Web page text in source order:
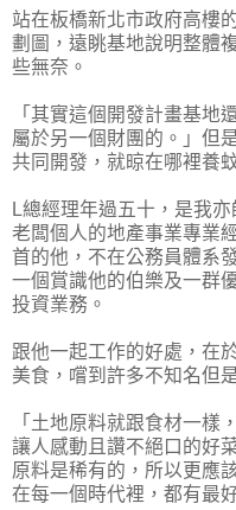
站在板橋新北市政府高樓
劃圖，遠眺基地說明整體
些無奈。
「其實這個開發計畫基地
屬於另一個財團的。」但
共同開發，就晾在哪裡養
L總經理年過五十，是我
老闆個人的地產事業專業
首的他，不在公務員體系
一個賞識他的伯樂及一群
投資業務。
跟他一起工作的好處，在
美食，嚐到許多不知名但
「土地原料就跟食材一樣
讓人感動且讚不絕口的好
原料是稀有的，所以更應
在每一個時代裡，都有最